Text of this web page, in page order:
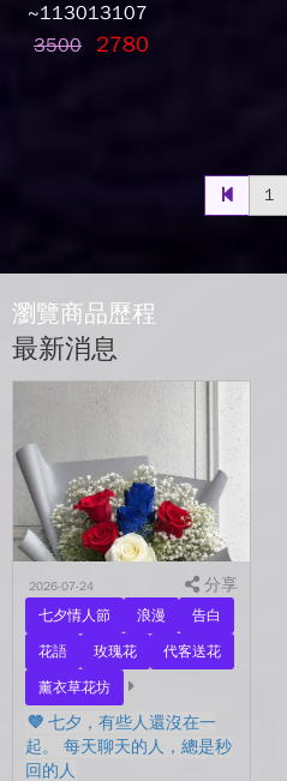
~113013107
3500
2780
1
瀏覽商品歷程
最新消息
2026-07-24 分享
七夕情人節 浪漫
告白
花語
玫瑰花
代客送花
薰衣草花坊
💜 七夕，有些人還沒在一
起。 每天聊天的人，總是秒
回的人